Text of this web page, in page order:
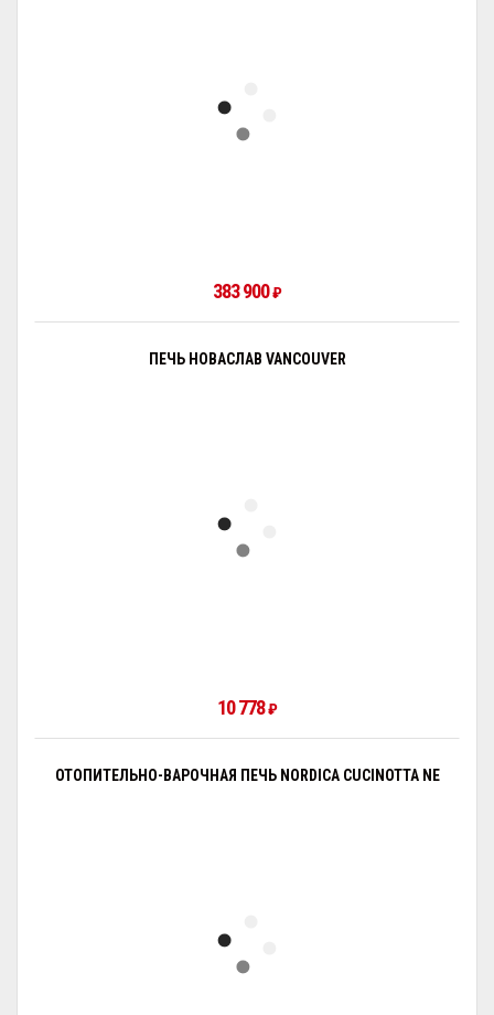
383 900₽
ПЕЧЬ НОВАСЛАВ VANCOUVER
10 778₽
ОТОПИТЕЛЬНО-ВАРОЧНАЯ ПЕЧЬ NORDICA CUCINOTTA NE